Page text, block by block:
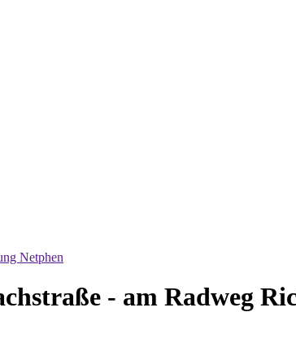
Netphen
- am Radweg